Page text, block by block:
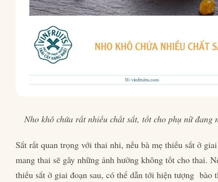
Nho khô chứa rất nhiều chất sắt, tốt cho phụ nữ đang
Sắt rất quan trọng với thai nhi, nếu bà mẹ thiếu sắt ở
mang thai sẽ gây những ảnh hưởng không tốt cho thai.
thiếu sắt ở giai đoạn sau, có thể dẫn tới hiện tượng bào